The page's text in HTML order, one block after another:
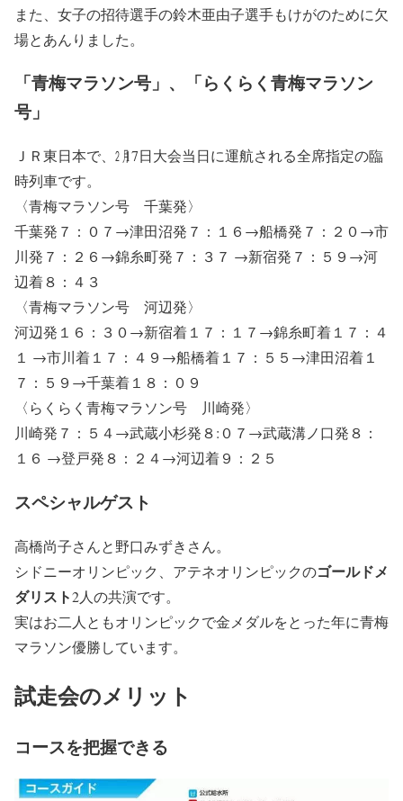
また、女子の招待選手の鈴木亜由子選手もけがのために欠
場とあんりました。
「青梅マラソン号」、「らくらく青梅マラソン
号」
ＪＲ東日本で、㋁17日大会当日に運航される全席指定の臨
時列車です。
〈青梅マラソン号 千葉発〉
千葉発７：０７→津田沼発７：１６→船橋発７：２０→市
川発７：２６→錦糸町発７：３７ →新宿発７：５９→河
辺着８：４３
〈青梅マラソン号 河辺発〉
河辺発１６：３０→新宿着１７：１７→錦糸町着１７：４
１ →市川着１７：４９→船橋着１７：５５→津田沼着１
７：５９→千葉着１８：０９
〈らくらく青梅マラソン号 川崎発〉
川崎発７：５４→武蔵小杉発８:０７→武蔵溝ノ口発８：
１６ →登戸発８：２４→河辺着９：２５
スペシャルゲスト
高橋尚子さんと野口みずき さん。
シドニーオリンピック、アテネオリンピックのゴールドメ
ダリスト2人の共演です。
実はお二人ともオリンピックで金メダルをとった年に青梅
マラソン優勝しています。
試走会のメリット
コースを把握できる